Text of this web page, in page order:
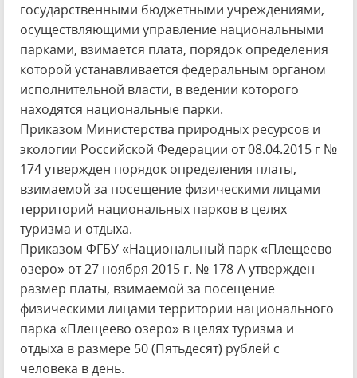
государственными бюджетными учреждениями,
осуществляющими управление национальными
парками, взимается плата, порядок определения
которой устанавливается федеральным органом
исполнительной власти, в ведении которого
находятся национальные парки.
Приказом Министерства природных ресурсов и
экологии Российской Федерации от 08.04.2015 г №
174 утвержден порядок определения платы,
взимаемой за посещение физическими лицами
территорий национальных парков в целях
туризма и отдыха.
Приказом ФГБУ «Национальный парк «Плещеево
озеро» от 27 ноября 2015 г. № 178-А утвержден
размер платы, взимаемой за посещение
физическими лицами территории национального
парка «Плещеево озеро» в целях туризма и
отдыха в размере 50 (Пятьдесят) рублей с
человека в день.